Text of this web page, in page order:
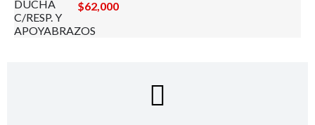
$62,000